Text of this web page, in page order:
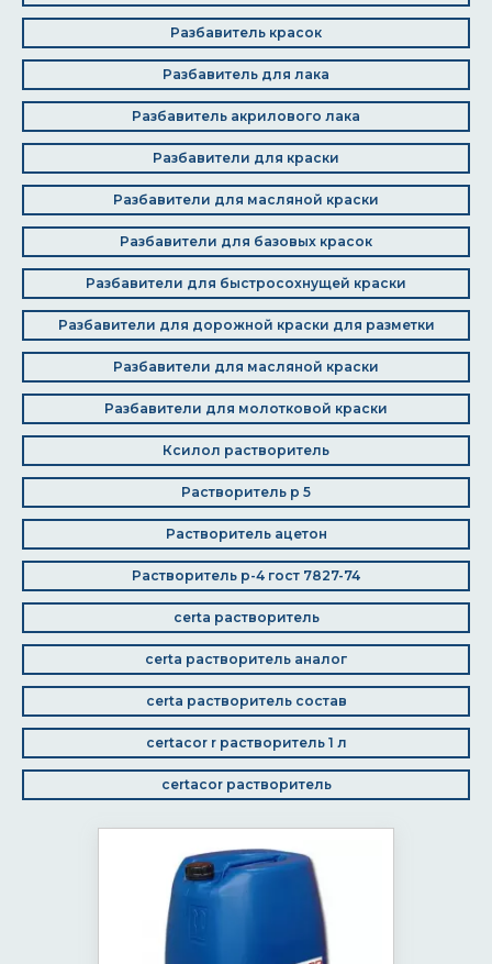
Разбавитель красок
Разбавитель для лака
Разбавитель акрилового лака
Разбавители для краски
Разбавители для масляной краски
Разбавители для базовых красок
Разбавители для быстросохнущей краски
Разбавители для дорожной краски для разметки
Разбавители для масляной краски
Разбавители для молотковой краски
Ксилол растворитель
Растворитель р 5
Растворитель ацетон
Растворитель р-4 гост 7827-74
certa растворитель
certa растворитель аналог
certa растворитель состав
certacor r растворитель 1 л
certacor растворитель